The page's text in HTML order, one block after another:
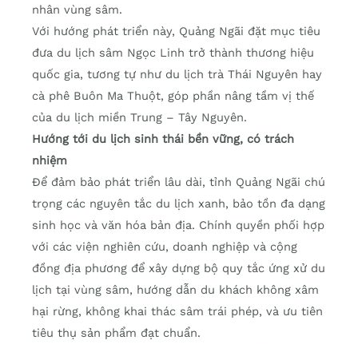
nhân vùng sâm.
Với hướng phát triển này, Quảng Ngãi đặt mục tiêu
đưa du lịch sâm Ngọc Linh trở thành thương hiệu
quốc gia, tương tự như du lịch trà Thái Nguyên hay
cà phê Buôn Ma Thuột, góp phần nâng tầm vị thế
của du lịch miền Trung – Tây Nguyên.
Hướng tới du lịch sinh thái bền vững, có trách
nhiệm
Để đảm bảo phát triển lâu dài, tỉnh Quảng Ngãi chú
trọng các nguyên tắc du lịch xanh, bảo tồn đa dạng
sinh học và văn hóa bản địa. Chính quyền phối hợp
với các viện nghiên cứu, doanh nghiệp và cộng
đồng địa phương để xây dựng bộ quy tắc ứng xử du
lịch tại vùng sâm, hướng dẫn du khách không xâm
hại rừng, không khai thác sâm trái phép, và ưu tiên
tiêu thụ sản phẩm đạt chuẩn.